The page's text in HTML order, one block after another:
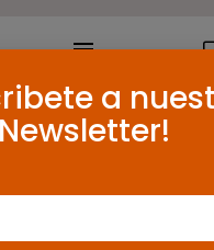
a
Newsletter!